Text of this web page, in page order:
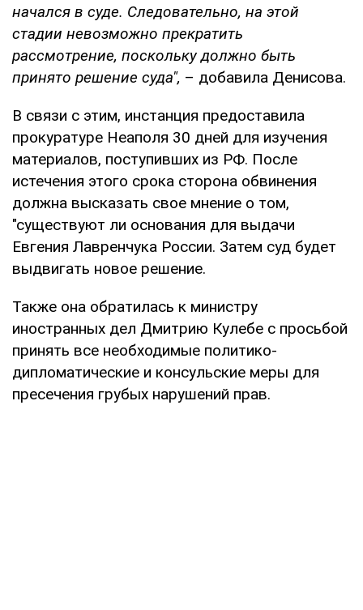
начался в суде. Следовательно, на этой
стадии невозможно прекратить
рассмотрение, поскольку должно быть
принято решение суда", – добавила Денисова.
В связи с этим, инстанция предоставила
прокуратуре Неаполя 30 дней для изучения
материалов, поступивших из РФ. После
истечения этого срока сторона обвинения
должна высказать свое мнение о том,
"существуют ли основания для выдачи
Евгения Лавренчука России. Затем суд будет
выдвигать новое решение.
Также она обратилась к министру
иностранных дел Дмитрию Кулебе с просьбой
принять все необходимые политико-
дипломатические и консульские меры для
пресечения грубых нарушений прав.